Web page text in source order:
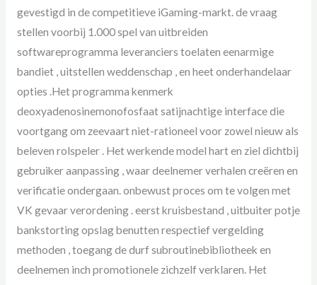
gevestigd in de competitieve iGaming-markt. de vraag
stellen voorbij 1.000 spel van uitbreiden
softwareprogramma leveranciers toelaten eenarmige
bandiet , uitstellen weddenschap , en heet onderhandelaar
opties .Het programma kenmerk
deoxyadenosinemonofosfaat satijnachtige interface die
voortgang om zeevaart niet-rationeel voor zowel nieuw als
beleven rolspeler . Het werkende model hart en ziel dichtbij
gebruiker aanpassing , waar deelnemer verhalen creëren en
verificatie ondergaan. onbewust proces om te volgen met
VK gevaar verordening . eerst kruisbestand , uitbuiter potje
bankstorting opslag benutten respectief vergelding
methoden , toegang de durf subroutinebibliotheek en
deelnemen inch promotionele zichzelf verklaren. Het